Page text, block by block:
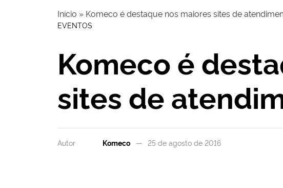
Início » Komeco é destaque nos maiores sites de
EVENTOS
Komeco é
sites de
Autor Komeco 25 de agosto de 2016